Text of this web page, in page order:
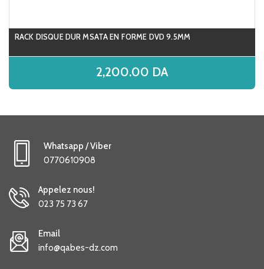
RACK DISQUE DUR MSATA EN FORME DVD 9.5MM
2,200.00 DA
Whatsapp / Viber
0770610908
Appelez nous!
023 75 73 67
Email
info@qabes-dz.com